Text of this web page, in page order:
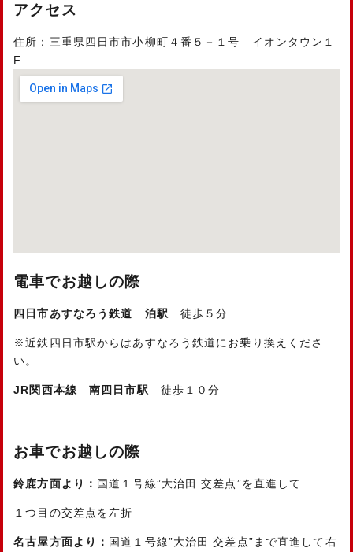
アクセス
住所：三重県四日市市小柳町４番５－１号 イオンタウン１
F
電車でお越しの際
四日市あすなろう鉄道 泊駅 徒歩５分
※近鉄四日市駅からはあすなろう鉄道にお乗り換えくださ
い。
JR関西本線 南四日市駅 徒歩１０分
お車でお越しの際
鈴鹿方面より： 国道１号線”大治田 交差点”を直進して
１つ目の交差点を左折
名古屋方面より： 国道１号線”大治田 交差点”まで直進して右